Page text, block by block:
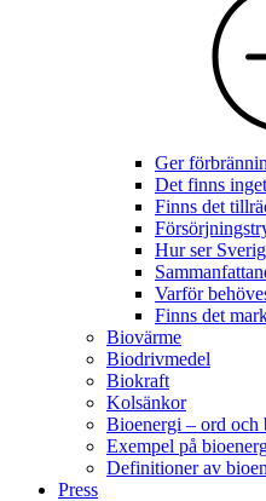
Ger
Det finns
Finns det
Hur ser
Varför
Finns det
Biovärme
Biodrivmedel
Biokraft
Kolsänkor
Bioenergi – ord och
Exempel på
Definitioner av
Press